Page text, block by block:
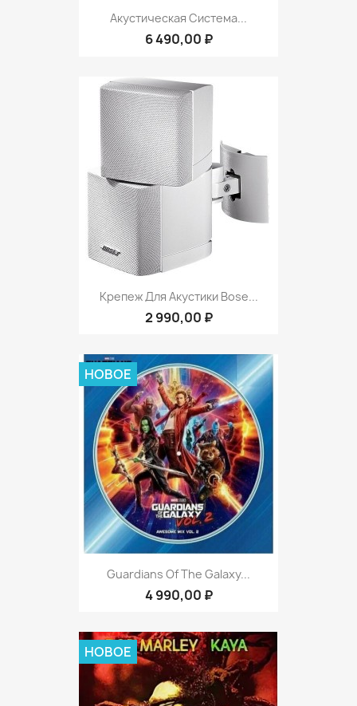
Акустическая Система...
6 490,00 ₽
Крепеж Для Акустики Bose...
2 990,00 ₽
Guardians Of The Galaxy...
4 990,00 ₽
НОВОЕ
НОВОЕ